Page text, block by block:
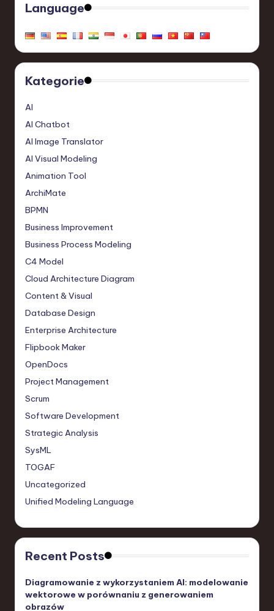
Language
Kategorie
AI
AI Chatbot
AI Image Translator
AI Visual Modeling
Animation Tool
ArchiMate
BPMN
Business Improvement
Business Process Modeling
C4 Model
Cloud Architecture Diagram
Content & Visual
Database Design
Enterprise Architecture
Flipbook Maker
OpenDocs
Project Management
Scrum
Software Development
Strategic Analysis
SysML
TOGAF
Uncategorized
Unified Modeling Language
Recent Posts
Diagramowanie z wykorzystaniem AI: modelowanie
wektorowe w porównaniu z generowaniem
obrazów